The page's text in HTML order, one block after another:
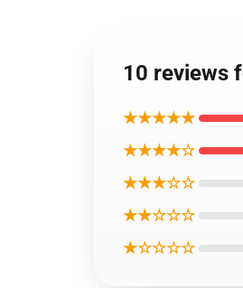
10 reviews
★★★★★
★★★★☆
★★★☆☆
★★☆☆☆
★☆☆☆☆